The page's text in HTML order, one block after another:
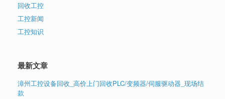
回收工控
工控新闻
工控知识
最新文章
漳州工控设备回收_高价上门回收PLC/变频器/伺服驱动器_现场结
款